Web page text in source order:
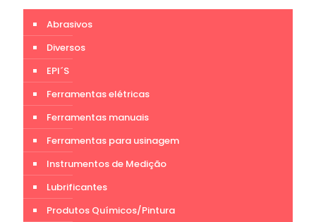
Abrasivos
Diversos
EPI´S
Ferramentas elétricas
Ferramentas manuais
Ferramentas para usinagem
Instrumentos de Medição
Lubrificantes
Produtos Químicos/Pintura